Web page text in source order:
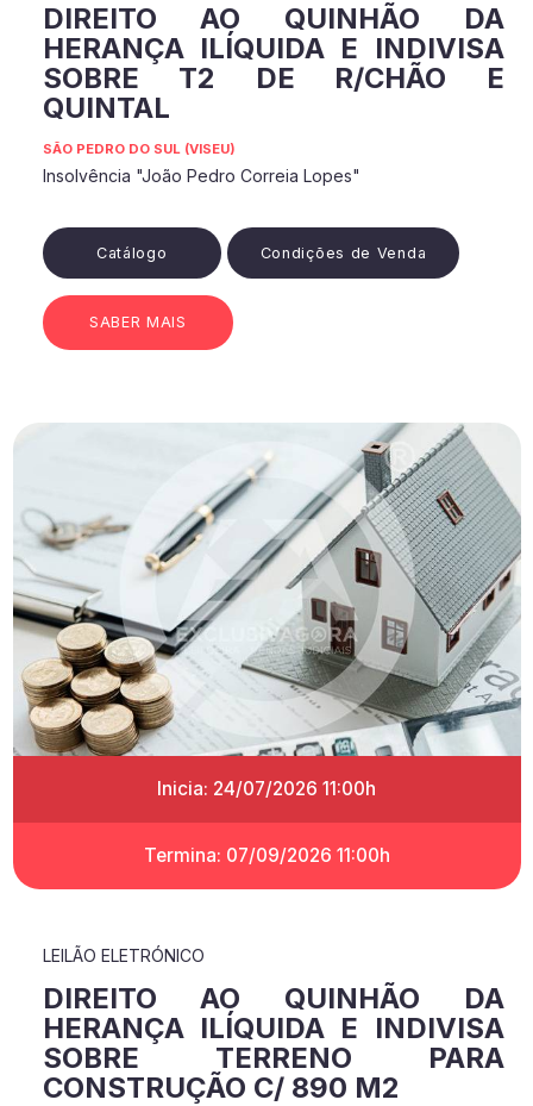
DIREITO AO QUINHÃO DA
HERANÇA ILÍQUIDA E INDIVISA
SOBRE T2 DE R/CHÃO E
QUINTAL
SÃO PEDRO DO SUL (VISEU)
Insolvência "João Pedro Correia Lopes"
Catálogo Condições de Venda
SABER MAIS
Inicia: 24/07/2026 11:00h
Termina: 07/09/2026 11:00h
LEILÃO ELETRÓNICO
DIREITO AO QUINHÃO DA
HERANÇA ILÍQUIDA E INDIVISA
SOBRE TERRENO PARA
CONSTRUÇÃO C/ 890 M2